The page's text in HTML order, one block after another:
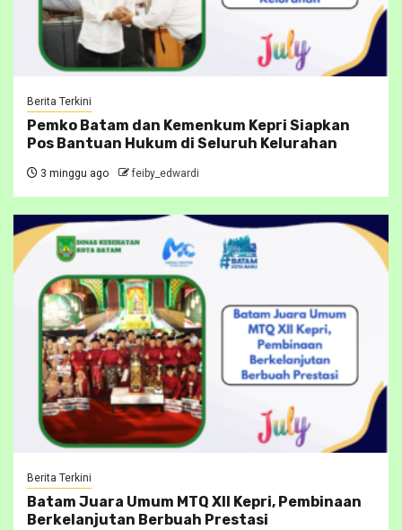
Berita Terkini
Pemko Batam dan Kemenkum Kepri Siapkan
Pos Bantuan Hukum di Seluruh Kelurahan
3 minggu ago feiby_edwardi
Berita Terkini
Batam Juara Umum MTQ XII Kepri, Pembinaan
Berkelanjutan Berbuah Prestasi